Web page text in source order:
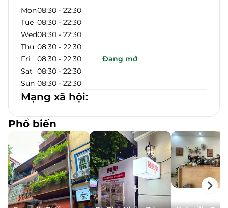
Mon08:30 - 22:30
Tue 08:30 - 22:30
Wed08:30 - 22:30
Thu 08:30 - 22:30
Fri
08:30 - 22:30
Đang mở
Sat 08:30 - 22:30
Sun 08:30 - 22:30
Mạng xã hội:
Phổ biến